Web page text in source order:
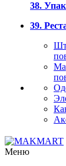
38.
39.
Меню